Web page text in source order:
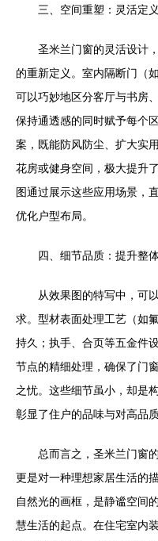
三、空间重塑：灵活定
圣米兰门窗的灵活设计
的重新定义。室内隔断门（
可以巧妙地区分客厅与书房
保持通透感的同时赋予每个
案，既能防风防尘、扩大实
花房或健身空间，极大提升
图通过展示这些应用场景，
优化户型布局。
四、细节品质：提升整
从效果图的特写中，可
求。型材表面处理工艺（如
持久；执手、合页等五金件
节点的精细处理，确保了门
之忧。这些细节虽小，却是
彰显了住户的品味与对高品
总而言之，圣米兰门窗
更是对一种理想家居生活的
自然光的画框，是静谧空间
慧生活的起点。在住宅室内